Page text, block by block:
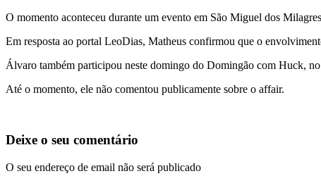
O momento aconteceu durante um evento em São Miguel dos
Em resposta ao portal LeoDias, Matheus confirmou que o
Álvaro também participou neste domingo do Domingão com Huck,
Até o momento, ele não comentou publicamente sobre o affair.
Deixe o seu comentário
O seu endereço de email não será publicado